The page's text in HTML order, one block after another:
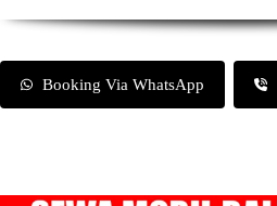
Booking Via WhatsApp